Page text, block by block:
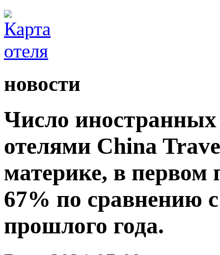
новости
Число
отелями China
материке, в первом
67% по сравнению
прошлого года.